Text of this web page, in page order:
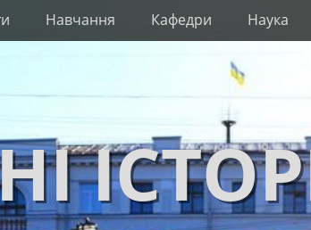
Навчання Кафедри Наука